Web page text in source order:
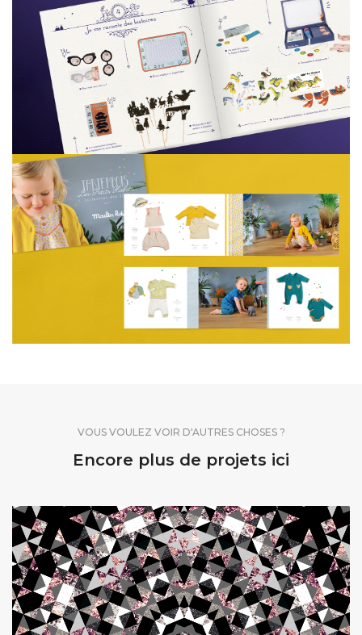
VOUS VOULEZ VOIR D'AUTRES CHOSES ?
Encore plus de projets ici